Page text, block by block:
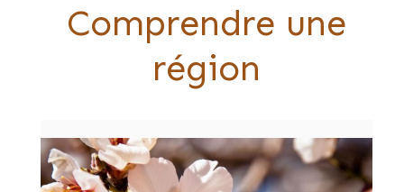
Comprendre une
région